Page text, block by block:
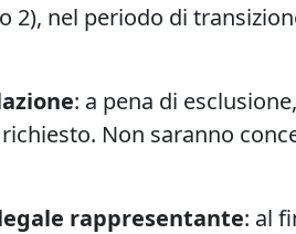
2), nel periodo di
: a pena di
Non saranno
rappresentante: al